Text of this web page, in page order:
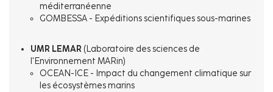
méditerranéenne
GOMBESSA - Expéditions scientifiques sous-marines
UMR LEMAR (Laboratoire des sciences de
l'Environnement MARin)
OCEAN-ICE - Impact du changement climatique sur
les écosystèmes marins